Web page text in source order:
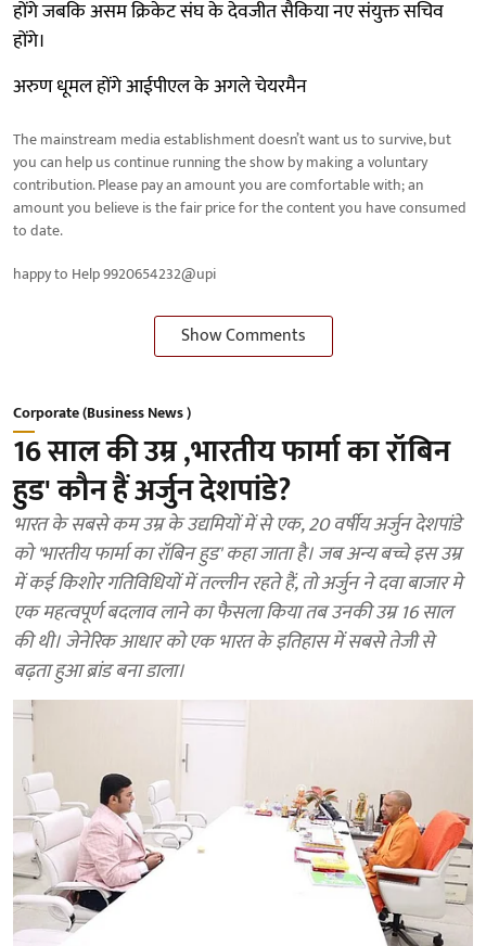
होंगे जबकि असम क्रिकेट संघ के देवजीत सैकिया नए संयुक्त सचिव
होंगे।
अरुण धूमल होंगे आईपीएल के अगले चेयरमैन
The mainstream media establishment doesn’t want us to survive, but
you can help us continue running the show by making a voluntary
contribution. Please pay an amount you are comfortable with; an
amount you believe is the fair price for the content you have consumed
to date.
happy to Help 9920654232@upi
Show Comments
Corporate (Business News )
16 साल की उम्र ,भारतीय फार्मा का रॉबिन
हुड' कौन हैं अर्जुन देशपांडे?
भारत के सबसे कम उम्र के उद्यमियों में से एक, 20 वर्षीय अर्जुन देशपांडे
को 'भारतीय फार्मा का रॉबिन हुड' कहा जाता है। जब अन्य बच्चे इस उम्र
में कई किशोर गतिविधियों में तल्लीन रहते हैं, तो अर्जुन ने दवा बाजार मे
एक महत्वपूर्ण बदलाव लाने का फैसला किया तब उनकी उम्र 16 साल
की थी। जेनेरिक आधार को एक भारत के इतिहास में सबसे तेजी से
बढ़ता हुआ ब्रांड बना डाला।